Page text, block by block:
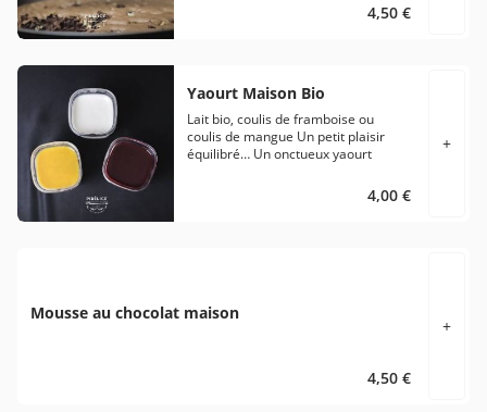
4,50 €
Yaourt Maison Bio
Lait bio, coulis de framboise ou
coulis de mangue Un petit plaisir
équilibré… Un onctueux yaourt
savoureux coulis de framboise ou de
4,00 €
+
Mousse au chocolat maison
4,50 €
+